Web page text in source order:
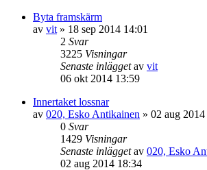
Byta framskärm
av vit » 18 sep 2014 14:01
2 Svar
3225 Visningar
Senaste inläggetav vit
06 okt 2014 13:59
Innertaket lossnar
av 020, Esko Antikainen » 02 aug
0 Svar
1429 Visningar
Senaste inläggetav 020, Esko
02 aug 2014 18:34